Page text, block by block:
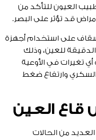
العيون للتأكد من
قد تؤثر على البصر.
على استخدام أجهزة
للعين، وذلك
تغيرات في الأوعية
السكري وارتفاع ضغط
العين
من الحالات